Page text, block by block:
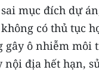
mục đích dự
có thủ tục
gây ô nhiễm
nội địa hết hạn,